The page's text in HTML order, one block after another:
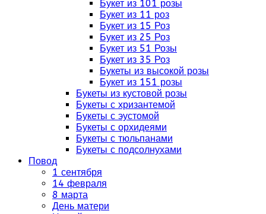
Букет из 101 розы
Букет из 11 роз
Букет из 15 Роз
Букет из 25 Роз
Букет из 51 Розы
Букет из 35 Роз
Букеты из высокой розы
Букет из 151 розы
Букеты из кустовой розы
Букеты с хризантемой
Букеты с эустомой
Букеты с орхидеями
Букеты с тюльпанами
Букеты с подсолнухами
Повод
1 сентября
14 февраля
8 марта
День матери